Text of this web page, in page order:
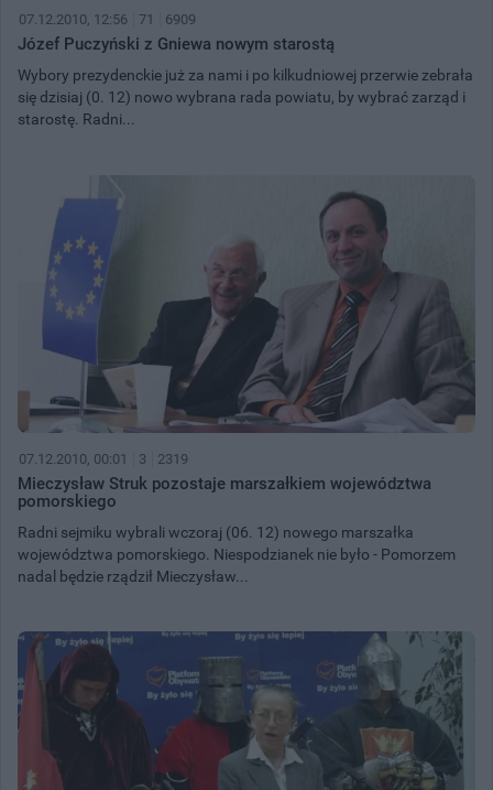
07.12.2010, 12:56 71 6909
Józef Puczyński z Gniewa nowym starostą
Wybory prezydenckie już za nami i po kilkudniowej przerwie zebrała
się dzisiaj (0. 12) nowo wybrana rada powiatu, by wybrać zarząd i
starostę. Radni...
07.12.2010, 00:01 3 2319
Mieczysław Struk pozostaje marszałkiem województwa
pomorskiego
Radni sejmiku wybrali wczoraj (06. 12) nowego marszałka
województwa pomorskiego. Niespodzianek nie było - Pomorzem
nadal będzie rządził Mieczysław...